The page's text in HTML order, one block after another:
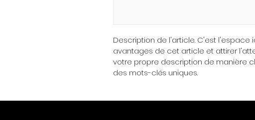
Description de l'article. C'est l'espace
avantages de cet article et attirer
votre propre description de manière
des mots-clés uniques.